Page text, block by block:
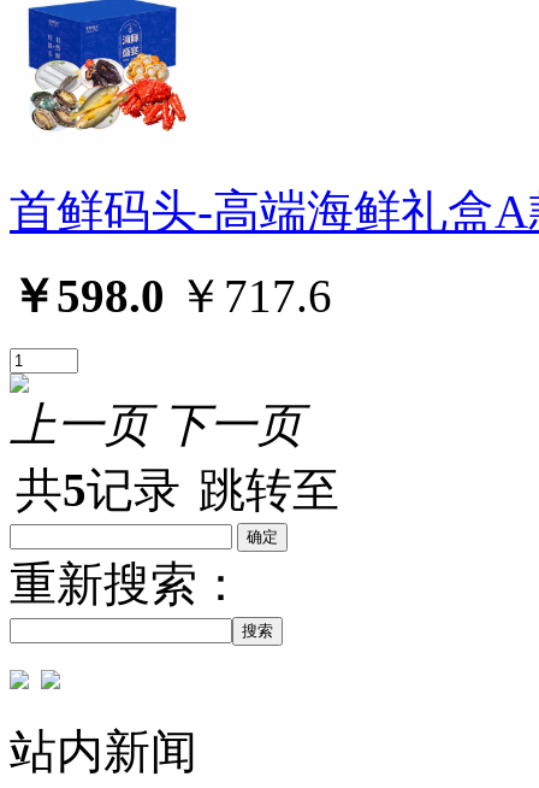
首鲜码头-高端海鲜礼盒A
￥598.0 ￥717.6
上一页 下一页
共5记录 跳转至
重新搜索：
搜索
站内新闻